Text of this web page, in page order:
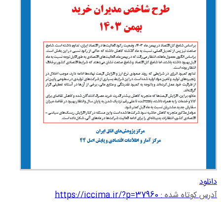
دانلود
آدرس کوتاه شده :https://iccima.ir/?p=37960